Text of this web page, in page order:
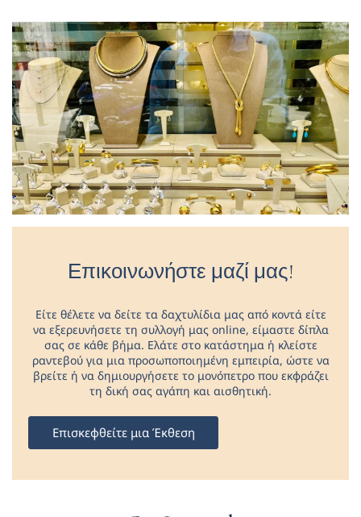
Επικοινωνήστε μαζί μας!
Είτε θέλετε να δείτε τα δαχτυλίδια μας από κοντά είτε
να εξερευνήσετε τη συλλογή μας online, είμαστε δίπλα
σας σε κάθε βήμα. Ελάτε στο κατάστημα ή κλείστε
ραντεβού για μια προσωποποιημένη εμπειρία, ώστε να
βρείτε ή να δημιουργήσετε το μονόπετρο που εκφράζει
τη δική σας αγάπη και αισθητική.
Επισκεφθείτε μια Έκθεση